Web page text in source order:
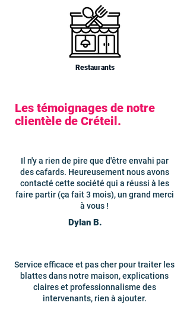
Restaurants
Les témoignages de notre
clientèle de Créteil.
Il n'y a rien de pire que d'être envahi par
des cafards. Heureusement nous avons
contacté cette société qui a réussi à les
faire partir (ça fait 3 mois), un grand merci
à vous !
Dylan B.
Service efficace et pas cher pour traiter les
blattes dans notre maison, explications
claires et professionnalisme des
intervenants, rien à ajouter.